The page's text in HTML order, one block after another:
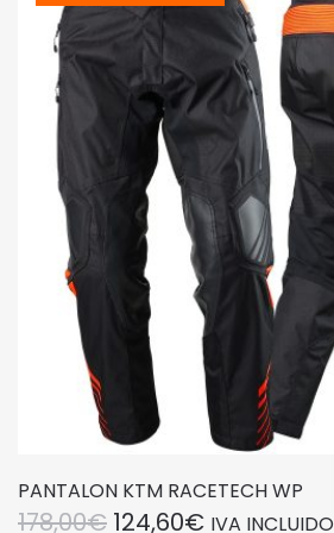
opciones
se
pueden
elegir
la
página
de
producto
PANTALON KTM RACETECH WP
178,00€ EL
124,60€EL
IVA INCLUIDO